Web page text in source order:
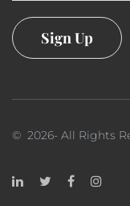
Sign Up
© 2026- All Rights